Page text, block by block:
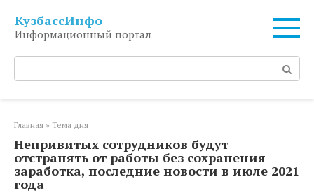
контенту
КузбассИнфо
Информационный портал
Поиск:
Главная » Тема дня
Непривитых сотрудников будут
отстранять от работы без сохранения
заработка, последние новости в июле 2021
года